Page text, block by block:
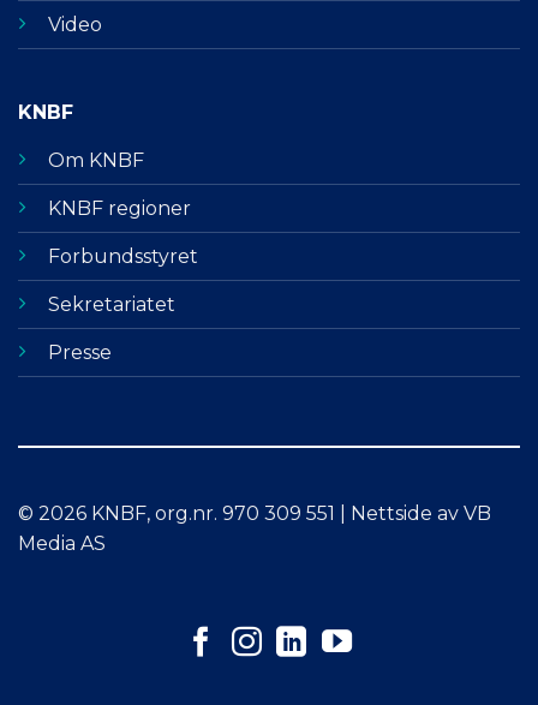
Video
KNBF
Om KNBF
KNBF regioner
Forbundsstyret
Sekretariatet
Presse
© 2026 KNBF, org.nr. 970 309 551 | Nettside av VB
Media AS